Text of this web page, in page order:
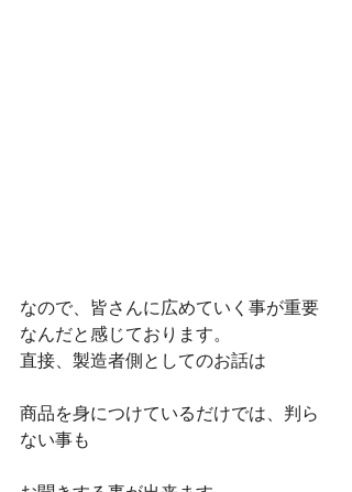
なので、皆さんに広めていく事が重要
なんだと感じております。
直接、製造者側としてのお話は
商品を身につけているだけでは、判ら
ない事も